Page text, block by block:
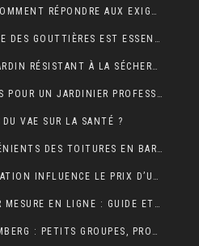
BOUTIQUES DE MEUBLES : COMMENT RÉPONDRE AUX EXIGENCES DES CLIENTS POINTILLEUX ?
POURQUOI UN BON DRAINAGE DES GOUTTIÈRES EST ESSENTIEL POUR VOTRE MAISON ?
LES SOLUTIONS POUR UN JARDIN RÉSISTANT À LA SÉCHERESSE
LES OUTILS INDISPENSABLES POUR UN JARDINIER PROFESSIONNEL
VAE SUR LA SANTÉ ?
LES AVANTAGES ET INCONVÉNIENTS DES TOITURES EN BARDEAUX
COMMENT LA DURÉE DE LOCATION INFLUENCE LE PRIX D’UNE BENNE ?
ACHETER DES FENÊTRES SUR MESURE EN LIGNE : GUIDE ET ASTUCES
COURS D’ALLEMAND À NUREMBERG : PETITS GROUPES, PROFESSEURS EXPÉRIMENTÉS, AMBIANCE CONVIVIALE